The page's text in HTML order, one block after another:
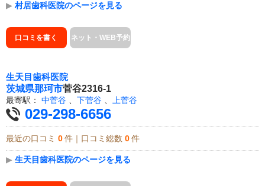
▶ 村居歯科医院のページを見る
口コミを書く ネット・WEB予約
生天目歯科医院
茨城県那珂市菅谷2316-1
最寄駅： 中菅谷 、 下菅谷 、 上菅谷
029-298-6656
最近の口コミ 0 件｜口コミ総数 0 件
▶ 生天目歯科医院のページを見る